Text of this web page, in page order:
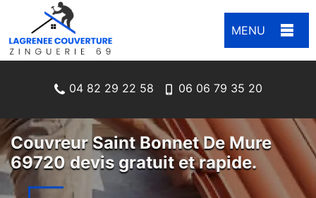
MENU
04 82 29 22 58 06 06 79 35 20
Couvreur Saint Bonnet De Mure
69720 devis gratuit et rapide.